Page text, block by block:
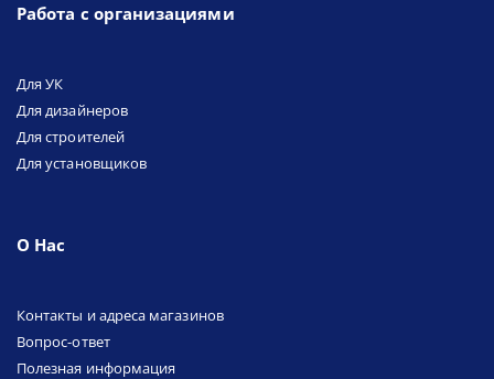
Работа с организациями
Для УК
Для дизайнеров
Для строителей
Для установщиков
О Нас
Контакты и адреса магазинов
Вопрос-ответ
Полезная информация